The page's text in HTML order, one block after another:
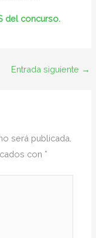
del concurso.
Entrada siguiente →
será publicada.
con *